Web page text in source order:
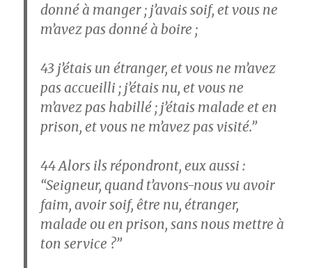
donné à manger ; j’avais soif, et vous ne
m’avez pas donné à boire ;
43 j’étais un étranger, et vous ne m’avez
pas accueilli ; j’étais nu, et vous ne
m’avez pas habillé ; j’étais malade et en
prison, et vous ne m’avez pas visité.”
44Alors ils répondront, eux aussi :
“Seigneur, quand t’avons-nous vu avoir
faim, avoir soif, être nu, étranger,
malade ou en prison, sans nous mettre à
ton service ?”